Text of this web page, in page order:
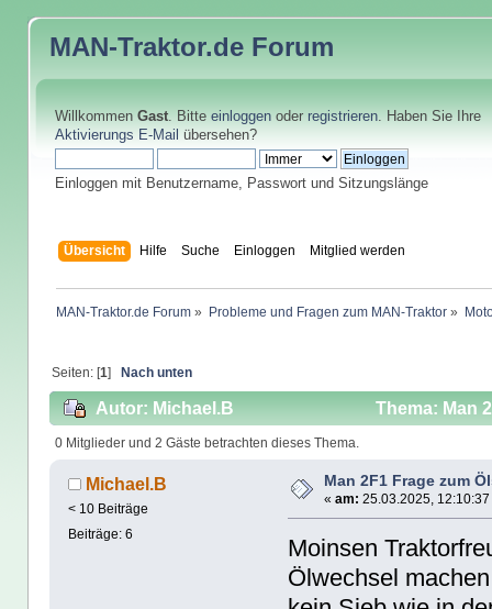
MAN-Traktor.de Forum
Willkommen Gast. Bitte einloggenoder registrieren. Haben Sie Ihre
Aktivierungs E-Mail übersehen?
Einloggen mit Benutzername, Passwort und Sitzungslänge
Übersicht Hilfe Suche Einloggen Mitglied werden
MAN-Traktor.de Forum » Probleme und Fragen zum MAN-Traktor »
Seiten: [1] Nach unten
Autor: Michael.B Thema: Man
0 Mitglieder und 2 Gäste betrachten dieses Thema.
Michael.B
< 10 Beiträge
Beiträge: 6
Man 2F1 Frage zum
« am: 25.03.2025, 12:10:37
Moinsen
Ölwechsel